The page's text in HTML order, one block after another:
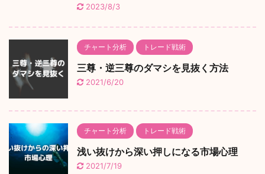
2023/8/3
チャート分析 トレード戦術
三尊・逆三尊のダマシを見抜く方法
2021/6/20
チャート分析 トレード戦術
浅い抜けから深い押しになる市場心理
2021/7/19